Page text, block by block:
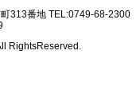
313番地 TEL:0749-68-2300
RightsReserved.